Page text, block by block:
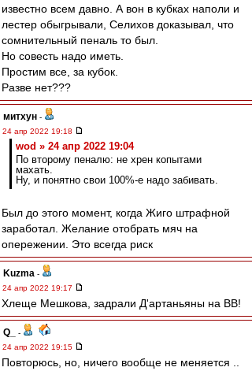
известно всем давно. А вон в кубках наполи и
лестер обыгрывали, Селихов доказывал, что
сомнительный пеналь то был.
Но совесть надо иметь.
Простим все, за кубок.
Разве нет???
митхун -
24 апр 2022 19:18
wod » 24 апр 2022 19:04
По второму пеналю: не хрен копытами
махать.
Ну, и понятно свои 100%-е надо забивать.
Был до этого момент, когда Жиго штрафной
заработал. Желание отобрать мяч на
опережении. Это всегда риск
Kuzma -
24 апр 2022 19:17
Хлеще Мешкова, задрали Д'артаньяны на ВВ!
Q_
-
24 апр 2022 19:15
Повторюсь, но, ничего вообще не меняется ..